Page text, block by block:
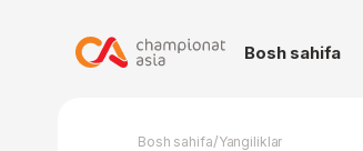
Bosh sahifa
Bosh sahifa/Yangiliklar